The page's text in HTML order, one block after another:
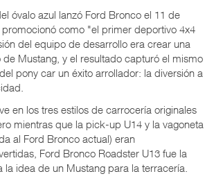
óvalo azul lanzó Ford Bronco el 11 de
como "el primer deportivo 4x4
del equipo de desarrollo era crear una
de Mustang, y el resultado capturó el mismo
pony car un éxito arrollador: la diversión a
en los tres estilos de carrocería originales
mientras que la pick-up U14 y la vagoneta
al Ford Bronco actual) eran
Ford Bronco Roadster U13 fue la
la idea de un Mustang para la terracería.